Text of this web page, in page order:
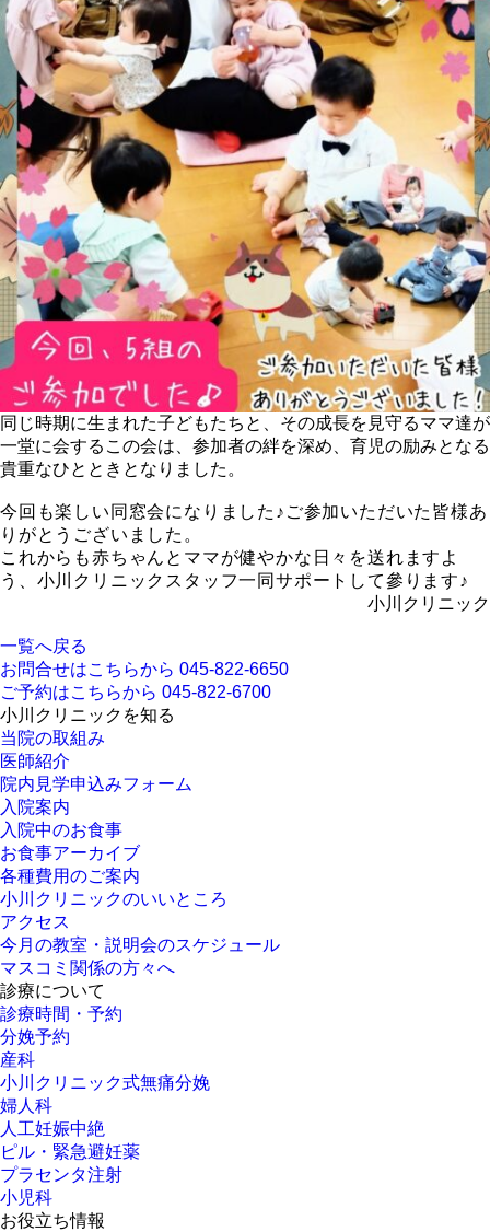
同じ時期に生まれた子どもたちと、その成長を見守るママ達が
一堂に会するこの会は、参加者の絆を深め、育児の励みとなる
貴重なひとときとなりました。
今回も楽しい同窓会になりました♪ご参加いただいた皆様あ
りがとうございました。
これからも赤ちゃんとママが健やかな日々を送れますよ
う、小川クリニックスタッフ一同サポートして參ります♪
小川クリニック
一覧へ戻る
お問合せはこちらから 045-822-6650
ご予約はこちらから 045-822-6700
小川クリニックを知る
当院の取組み
医師紹介
院内見学申込みフォーム
入院案内
入院中のお食事
お食事アーカイブ
各種費用のご案内
小川クリニックのいいところ
アクセス
今月の教室・説明会のスケジュール
マスコミ関係の方々へ
診療について
診療時間・予約
分娩予約
産科
小川クリニック式無痛分娩
婦人科
人工妊娠中絶
ピル・緊急避妊薬
プラセンタ注射
小児科
お役立ち情報